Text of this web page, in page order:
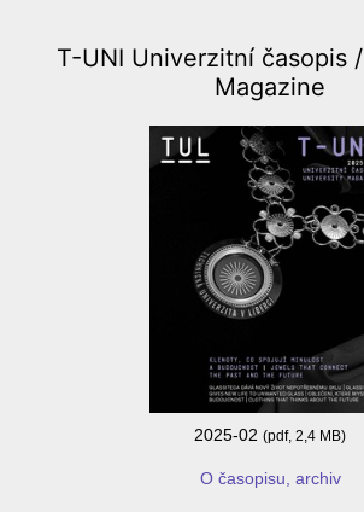
T-UNI Univerzitní časopis /
Magazine
2025-02 (pdf, 2,4 MB)
O časopisu, archiv